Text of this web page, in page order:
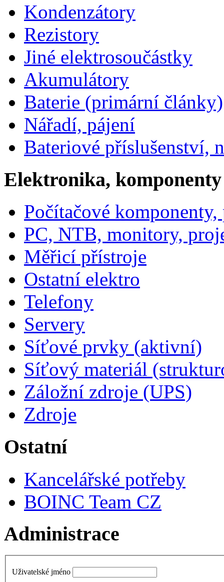
Kondenzátory
Rezistory
Jiné elektrosoučástky
Akumulátory
Baterie (primární články)
Nářadí, pájení
Bateriové příslušenství,
Elektronika, komponenty
Počítačové
PC, NTB, monitory,
Měřicí přístroje
Ostatní elektro
Telefony
Servery
Síťové prvky (aktivní)
Síťový materiál
Záložní zdroje (UPS)
Zdroje
Ostatní
Kancelářské potřeby
BOINC Team CZ
Administrace
Uživatelské jméno